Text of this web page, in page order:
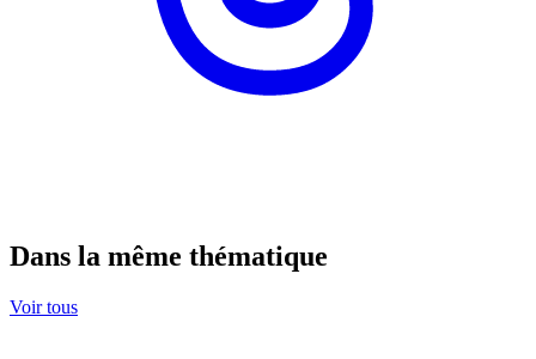
Dans la même thématique
Voir tous